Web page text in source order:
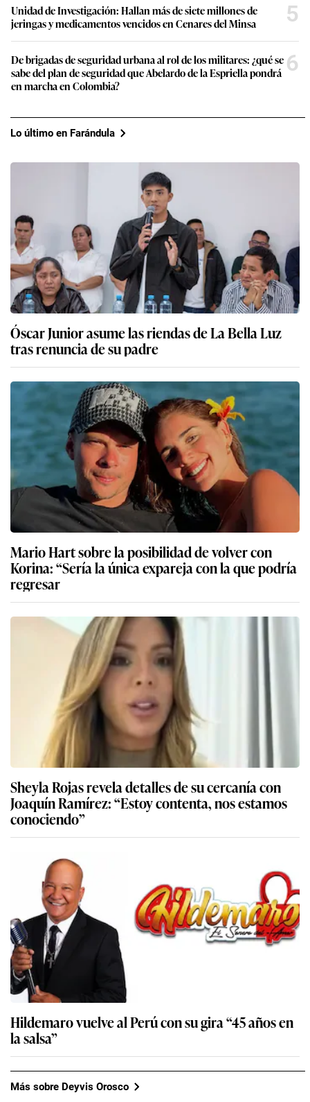
Unidad de Investigación: Hallan más de siete millones de
jeringas y medicamentos vencidos en Cenares del Minsa
5
De brigadas de seguridad urbana al rol de los militares: ¿qué se
sabe del plan de seguridad que Abelardo de la Espriella pondrá
en marcha en Colombia?
6
Lo último en Farándula
Óscar Junior asume las riendas de La Bella Luz
tras renuncia de su padre
Mario Hart sobre la posibilidad de volver con
Korina: “Sería la única expareja con la que podría
regresar
Sheyla Rojas revela detalles de su cercanía con
Joaquín Ramírez: “Estoy contenta, nos estamos
conociendo”
Hildemaro vuelve al Perú con su gira “45 años en
la salsa”
Más sobre Deyvis Orosco